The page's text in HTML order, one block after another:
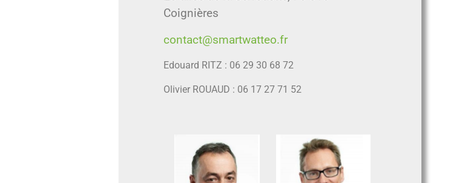
Coignières
contact@smartwatteo.fr
Edouard RITZ : 06 29 30 68 72
Olivier ROUAUD : 06 17 27 71 52